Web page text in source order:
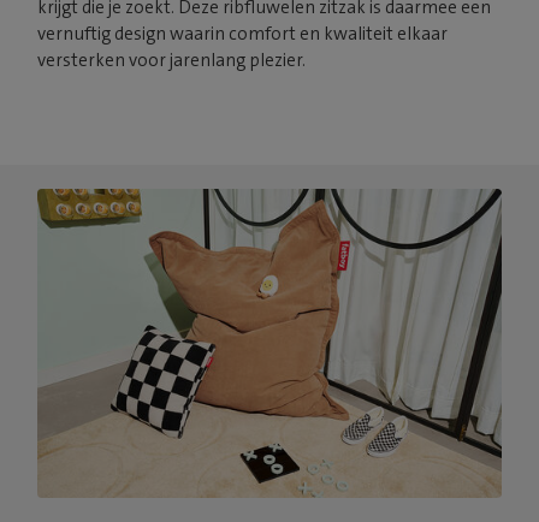
krijgt die je zoekt. Deze ribfluwelen zitzak is daarmee een
vernuftig design waarin comfort en kwaliteit elkaar
versterken voor jarenlang plezier.